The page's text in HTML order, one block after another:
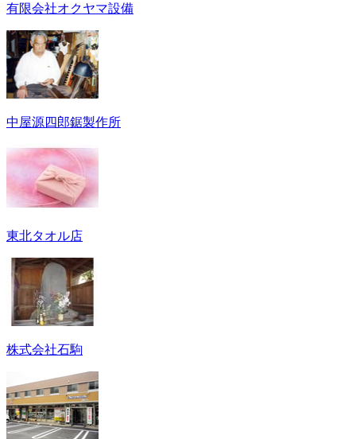
有限会社オクヤマ設備
中屋源四郎鋸製作所
東北タオル店
株式会社石駒